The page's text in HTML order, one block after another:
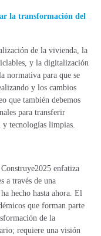
la transformación del
de la vivienda, la
y la digitalización
normativa para que se
y los cambios
que también debemos
para transferir
tecnologías limpias.
enfatiza
a través de una
hecho hasta ahora. El
que forman parte
de la
requiere una visión